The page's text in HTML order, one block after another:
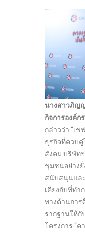
นางสาวภิญ
กิจการองค์ก
กล่าวว่า “เ
ธุรกิจที่ควบ
สังคม บริษัท
ชุมชนอย่างยั่
สนับสนุนแล
เคียงกับที่ท
ทางด้านการ
รากฐานให้กั
โครงการ “